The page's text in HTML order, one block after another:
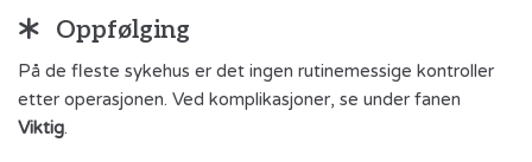
Oppfølging
På de fleste sykehus er det ingen rutinemessige kontroller
etter operasjonen. Ved komplikasjoner, se under fanen
Viktig.